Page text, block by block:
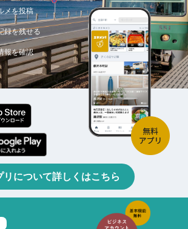
メを投稿
録を残せる
報を確認
リについて詳しくはこちら